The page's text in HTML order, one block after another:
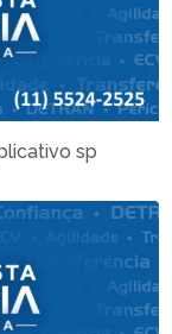
sp